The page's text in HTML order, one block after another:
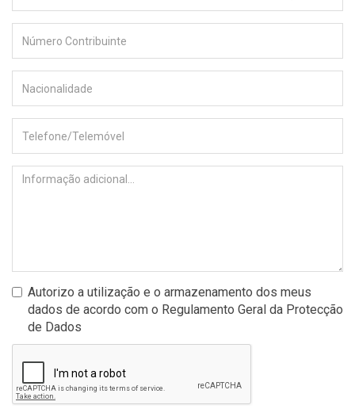
Autorizo a utilização e o armazenamento dos meus
dados de acordo com o Regulamento Geral da Protecção
de Dados